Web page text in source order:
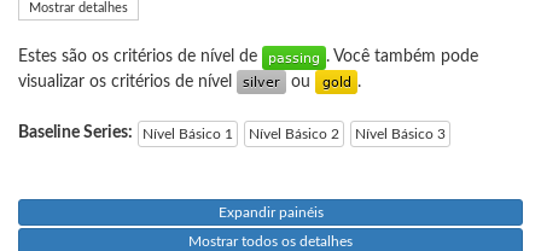
Mostrar detalhes
Estes são os critérios de nível de
. Você também pode
visualizar os critérios de nível
ou .
Baseline Series: Nível Básico 1 Nível Básico 2 Nível Básico 3
Expandir painéis
Mostrar todos os detalhes